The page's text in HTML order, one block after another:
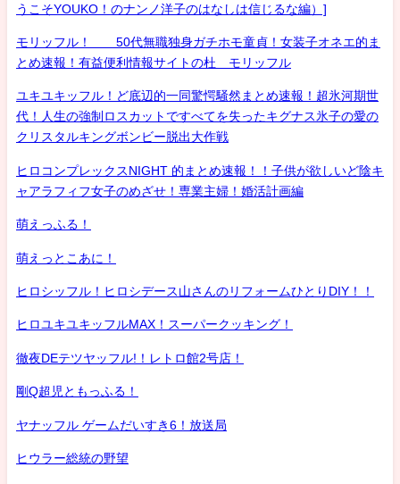
うこそYOUKO！のナンノ洋子のはなしは信じるな編）]
モリッフル！ 50代無職独身ガチホモ童貞！女装子オネエ的ま
とめ速報！有益便利情報サイトの杜 モリッフル
ユキユキッフル！ど底辺的一同驚愕騒然まとめ速報！超氷河期世
代！人生の強制ロスカットですべてを失ったキグナス氷子の愛の
クリスタルキングボンビー脱出大作戦
ヒロコンプレックスNIGHT 的まとめ速報！！子供が欲しいど陰キ
ャアラフィフ女子のめざせ！専業主婦！婚活計画編
萌えっふる！
萌えっとこあに！
ヒロシッフル！ヒロシデース山さんのリフォームひとりDIY！！
ヒロユキユキッフルMAX！スーパークッキング！
徹夜DEテツヤッフル!！レトロ館2号店！
剛Q超児ともっふる！
ヤナッフル ゲームだいすき6！放送局
ヒウラー総統の野望